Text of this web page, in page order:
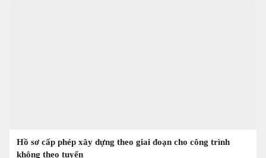
Hồ sơ cấp phép xây dựng theo giai đoạn cho công trình
không theo tuyến